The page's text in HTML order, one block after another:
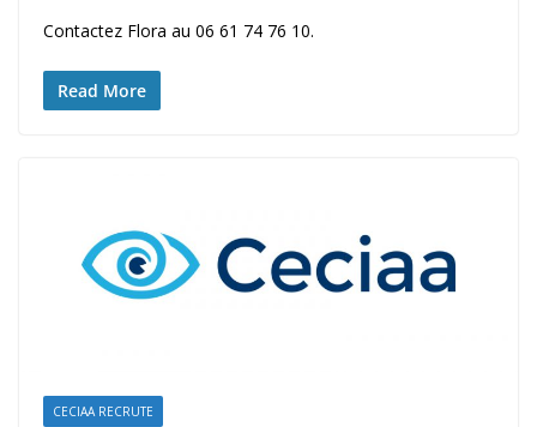
Contactez Flora au 06 61 74 76 10.
Read More
CECIAA RECRUTE